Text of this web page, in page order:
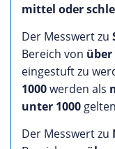
mittel oder
Der Messwert zu
Bereich von über
eingestuft zu
1000werden als
unter 1000
Der Messwert zu